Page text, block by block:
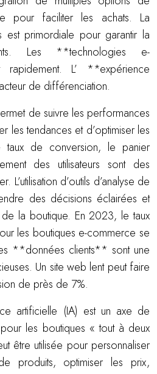
pour faciliter les achats. La
est primordiale pour garantir la
Les **technologies e-
L’ **expérience
de différenciation.
de suivre les performances
les tendances et d’optimiser les
taux de conversion, le panier
des utilisateurs sont des
L’utilisation d’outils d’analyse de
des décisions éclairées et
de la boutique. En 2023, le taux
les boutiques e-commerce se
**données clients** sont une
Un site web lent peut faire
de près de 7%.
artificielle (IA) est un axe de
les boutiques « tout à deux
être utilisée pour personnaliser
produits, optimiser les prix,